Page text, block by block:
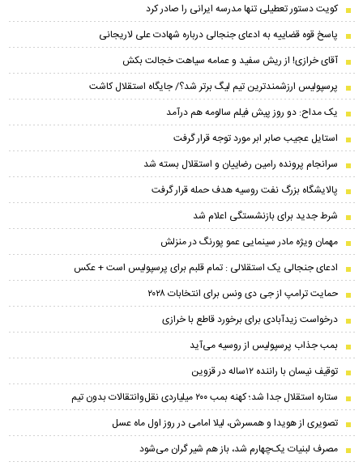
کویت دستور تعطیلی تنها مدرسه ایرانی را صادر کرد
پاسخ قوه قضاییه به ادعای جنجالی درباره شهادت علی لاریجانی
آقای خرازی! از ریش سفید و عمامه سیاهت خجالت بکش
پرسپولیس ارزشمندترین تیم لیگ برتر شد؟/ جایگاه استقلال کاشت
یک مداح: دو روز پیش فیلم سالومه هم درآمد
استایل عجیب صابر ابر مورد توجه قرار گرفت
سرانجام پرونده رامین رضاییان و استقلال بسته شد
پالایشگاه بزرگ نفت روسیه هدف حمله قرار گرفت
شرط جدید برای بازنشستگی اعلام شد
مهمان ویژه مادر سینمایی عمو پورنگ در منزلش
ادعای جنجالی یک استقلالی : تمام قلبم برای پرسپولیس است + عکس
حمایت ترامپ از جی دی ونس برای انتخابات ۲۰۲۸
درخواست زیدآبادی برای برخورد قاطع با خرازی
بمب جذاب پرسپولیس از روسیه می‌آید
توقیف نیسان با راننده ۱۲ساله در قزوین
ستاره استقلال جدا شد؛ کهنه بمب ۲۰۰ میلیاردی نقل‌وانتقالات بدون تیم
تصویری از هویدا و همسرش، لیلا امامی در روز اول ماه عسل
مصرف لبنیات یک‌چهارم شد، باز هم شیر گران می‌شود